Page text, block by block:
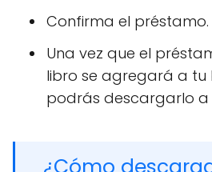
Confirma el préstamo.
Una vez que el
libro se agregará a tu
podrás descargarlo a